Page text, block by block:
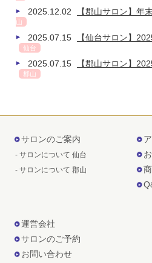
2025.12.02 【郡山サロン】年
山
2025.07.15 【仙台サロン】
仙台
2025.07.15 【郡山サロン】
郡山
サロンのご案内
- サロンについて 仙台
- サロンについて 郡山
運営会社
サロンのご予約
お問い合わせ